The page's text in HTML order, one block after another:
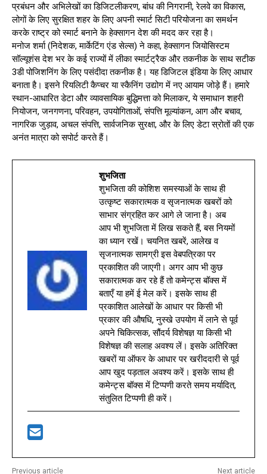
प्रबंधन और अभिलेखों का डिजिटलीकरण, बांध की निगरानी, ​​​​रेलवे का विकास,
लोगों के लिए सुरक्षित शहर के लिए अपनी स्मार्ट सिटी परियोजना का समर्थन
करके राष्ट्र को स्मार्ट बनाने के हेक्सागन देश की मदद कर रहा है।
मनोज शर्मा (निदेशक, मार्केटिंग एंड सेल्स) ने कहा, हेक्सागन जियोसिस्टम
सॉल्यूशंस देश भर के कई राज्यों में लीका स्मार्टट्रैक और तकनीक के साथ सटीक
3डी पोजिशनिंग के लिए पसंदीदा तकनीक है। यह डिजिटल इंडिया के लिए आधार
बनाता है। इसने रियलिटी कैप्चर या स्कैनिंग उद्योग में नए आयाम जोड़े हैं। हमारे
स्थान-आधारित डेटा और व्यावसायिक बुद्धिमत्ता को मिलाकर, ये समाधान शहरी
नियोजन, जनगणना, परिवहन, उपयोगिताओं, संपत्ति मूल्यांकन, आग और बचाव,
नागरिक जुड़ाव, अचल संपत्ति, सार्वजनिक सुरक्षा, और के लिए डेटा स्रोतों की एक
अनंत मात्रा को सपोर्ट करते हैं।
शुभजिता
शुभजिता की कोशिश समस्याओं के साथ ही
उत्कृष्ट सकारात्मक व सृजनात्मक खबरों को
साभार संग्रहित कर आगे ले जाना है। अब
आप भी शुभजिता में लिख सकते हैं, बस नियमों
का ध्यान रखें। चयनित खबरें, आलेख व
सृजनात्मक सामग्री इस वेबपत्रिका पर
प्रकाशित की जाएगी। अगर आप भी कुछ
सकारात्मक कर रहे हैं तो कमेन्ट्स बॉक्स में
बताएँ या हमें ई मेल करें। इसके साथ ही
प्रकाशित आलेखों के आधार पर किसी भी
प्रकार की औषधि, नुस्खे उपयोग में लाने से पूर्व
अपने चिकित्सक, सौंदर्य विशेषज्ञ या किसी भी
विशेषज्ञ की सलाह अवश्य लें। इसके अतिरिक्त
खबरों या ऑफर के आधार पर खरीददारी से पूर्व
आप खुद पड़ताल अवश्य करें। इसके साथ ही
कमेन्ट्स बॉक्स में टिप्पणी करते समय मर्यादित,
संतुलित टिप्पणी ही करें।
Previous article Next article